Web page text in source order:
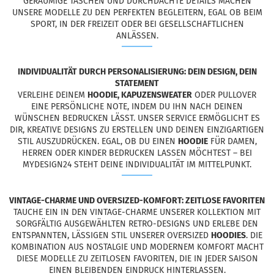
UNSERE MODELLE ZU DEN PERFEKTEN BEGLEITERN, EGAL OB BEIM
SPORT, IN DER FREIZEIT ODER BEI GESELLSCHAFTLICHEN
ANLÄSSEN.
INDIVIDUALITÄT DURCH PERSONALISIERUNG: DEIN DESIGN, DEIN
STATEMENT
VERLEIHE DEINEM HOODIE, KAPUZENSWEATER ODER PULLOVER
EINE PERSÖNLICHE NOTE, INDEM DU IHN NACH DEINEN
WÜNSCHEN BEDRUCKEN LÄSST. UNSER SERVICE ERMÖGLICHT ES
DIR, KREATIVE DESIGNS ZU ERSTELLEN UND DEINEN EINZIGARTIGEN
STIL AUSZUDRÜCKEN. EGAL, OB DU EINEN HOODIEFÜR DAMEN,
HERREN ODER KINDER BEDRUCKEN LASSEN MÖCHTEST – BEI
MYDESIGN24 STEHT DEINE INDIVIDUALITÄT IM MITTELPUNKT.
VINTAGE-CHARME UND OVERSIZED-KOMFORT: ZEITLOSE FAVORITEN
TAUCHE EIN IN DEN VINTAGE-CHARME UNSERER KOLLEKTION MIT
SORGFÄLTIG AUSGEWÄHLTEN RETRO-DESIGNS UND ERLEBE DEN
ENTSPANNTEN, LÄSSIGEN STIL UNSERER OVERSIZED HOODIES. DIE
KOMBINATION AUS NOSTALGIE UND MODERNEM KOMFORT MACHT
DIESE MODELLE ZU ZEITLOSEN FAVORITEN, DIE IN JEDER SAISON
EINEN BLEIBENDEN EINDRUCK HINTERLASSEN.